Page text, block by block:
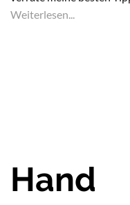
Weiterlesen...
Hand